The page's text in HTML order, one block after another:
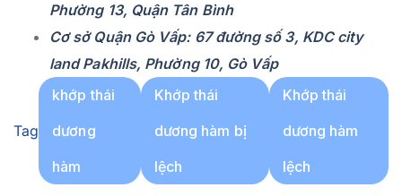
Phường 13, Quận Tân Bình
Cơ sở Quận Gò Vấp: 67 đường số 3, KDC city
land Pakhills, Phường 10, Gò Vấp
Tag
khớp thái
dương
hàm
Khớp thái
dương hàm bị
lệch
Khớp thái
dương hàm
lệch